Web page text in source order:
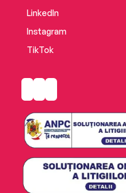
LinkedIn
Instagram
TikTok